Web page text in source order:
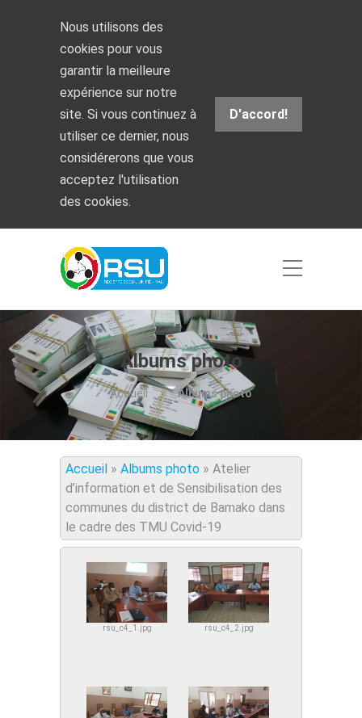
Nous utilisons des
cookies pour vous
garantir la meilleure
expérience sur notre
site. Si vous continuez à
utiliser ce dernier, nous
considérerons que vous
acceptez l'utilisation
des cookies.
D'accord!
Albums photo
Accueil Albums photo
Accueil » Albums photo » Atelier
d’information et de Sensibilisation des
communes du district de Bamako dans
le cadre des TMU Covid-19
rsu_c4_1.jpg rsu_c4_2.jpg